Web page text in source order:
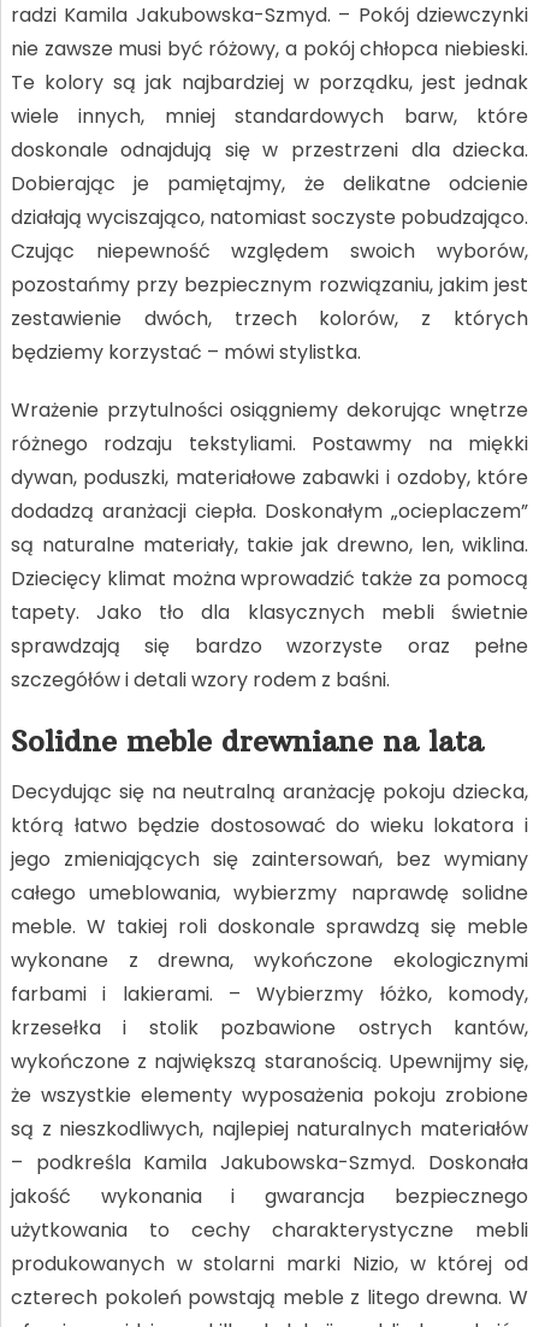
radzi Kamila Jakubowska-Szmyd. – Pokój dziewczynki
nie zawsze musi być różowy, a pokój chłopca niebieski.
Te kolory są jak najbardziej w porządku, jest jednak
wiele innych, mniej standardowych barw, które
doskonale odnajdują się w przestrzeni dla dziecka.
Dobierając je pamiętajmy, że delikatne odcienie
działają wyciszająco, natomiast soczyste pobudzająco.
Czując niepewność względem swoich wyborów,
pozostańmy przy bezpiecznym rozwiązaniu, jakim jest
zestawienie dwóch, trzech kolorów, z których
będziemy korzystać – mówi stylistka.
Wrażenie przytulności osiągniemy dekorując wnętrze
różnego rodzaju tekstyliami. Postawmy na miękki
dywan, poduszki, materiałowe zabawki i ozdoby, które
dodadzą aranżacji ciepła. Doskonałym „ocieplaczem”
są naturalne materiały, takie jak drewno, len, wiklina.
Dziecięcy klimat można wprowadzić także za pomocą
tapety. Jako tło dla klasycznych mebli świetnie
sprawdzają się bardzo wzorzyste oraz pełne
szczegółów i detali wzory rodem z baśni.
Solidne meble drewniane na lata
Decydując się na neutralną aranżację pokoju dziecka,
którą łatwo będzie dostosować do wieku lokatora i
jego zmieniających się zaintersowań, bez wymiany
całego umeblowania, wybierzmy naprawdę solidne
meble. W takiej roli doskonale sprawdzą się meble
wykonane z drewna, wykończone ekologicznymi
farbami i lakierami. – Wybierzmy łóżko, komody,
krzesełka i stolik pozbawione ostrych kantów,
wykończone z największą staranością. Upewnijmy się,
że wszystkie elementy wyposażenia pokoju zrobione
są z nieszkodliwych, najlepiej naturalnych materiałów
– podkreśla Kamila Jakubowska-Szmyd. Doskonała
jakość wykonania i gwarancja bezpiecznego
użytkowania to cechy charakterystyczne mebli
produkowanych w stolarni marki Nizio, w której od
czterech pokoleń powstają meble z litego drewna. W